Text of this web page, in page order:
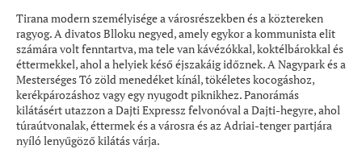
Tirana modern személyisége a városrészekben és a köztereken
ragyog. A divatos Blloku negyed, amely egykor a kommunista elit
számára volt fenntartva, ma tele van kávézókkal, koktélbárokkal és
éttermekkel, ahol a helyiek késő éjszakáig időznek. A Nagypark és a
Mesterséges Tó zöld menedéket kínál, tökéletes kocogáshoz,
kerékpározáshoz vagy egy nyugodt piknikhez. Panorámás
kilátásért utazzon a Dajti Expressz felvonóval a Dajti-hegyre, ahol
túraútvonalak, éttermek és a városra és az Adriai-tenger partjára
nyíló lenyűgöző kilátás várja.